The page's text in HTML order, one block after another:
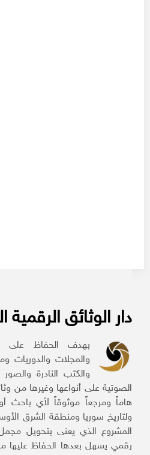
دار الوثائق الرقمية
بهدف الحفاظ على
والمجلات والدوريات
والكتب النادرة والصور
الصوتية على أنواعها وغيرها من
هاماً ومرجعاً موثوقاً لأي باحث
ولتاريخ سوريا ومنطقة الشرق
المشروع الذي يعنى بتحويل مجمل
رقمي يسهل بعدها الحفاظ عليها